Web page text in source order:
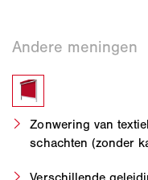
Zonwering van
schachten (zonder